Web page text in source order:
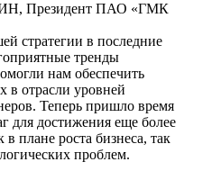
Президент ПАО «ГМК
стратегии в последние
тренды
нам обеспечить
в отрасли уровней
Теперь пришло время
для достижения еще более
плане роста бизнеса, так
проблем.